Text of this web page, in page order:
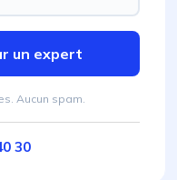
un expert
Aucun spam.
30